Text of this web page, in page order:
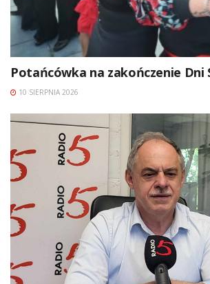
Potańcówka na zakończenie Dni
10 SIERPNIA 2026